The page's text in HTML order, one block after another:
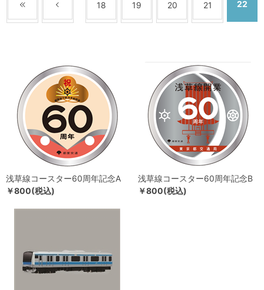
18 19 20 21 22
浅草線コースター60周年記念A
￥800(税込)
浅草線コースター60周年記念B
￥800(税込)